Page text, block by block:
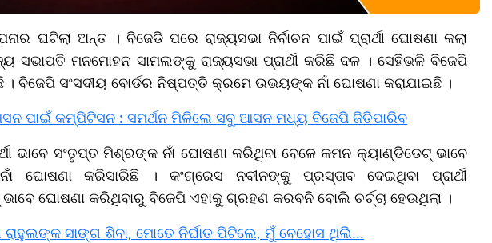
ଘଟିଲା ଅନ୍ତ । ବିଜେଡି ପରେ ରାଜ୍ୟସଭା ନିର୍ବାଚନ ପାଇଁ ପ୍ରାର୍ଥୀ ଘୋଷଣା କଲା
ସଭାପତି ମନମୋହନ ସାମଲଙ୍କୁ ରାଜ୍ୟସଭା ପ୍ରାର୍ଥୀ କରିଛି ଦଳ । ସେହିଭଳି ବିଜେପି
ବିଜେପି ସଂସଦୀୟ ବୋର୍ଡର ନିଷ୍ପତ୍ତି କ୍ରମେ ଉଭୟଙ୍କ ନାଁ ଘୋଷଣା କରାଯାଇଛି ।
ପାଇଁ କମ୍ପିଟିସନ : ସମର୍ଥନ ମିଳିଲେ ସବୁ ଆସନ ମଧ୍ୟ ବିଜେପି ଜିତିପାରିବ
ଭାବେ ସଂତୃପ୍ତ ମିଶ୍ରଙ୍କ ନାଁ ଘୋଷଣା କରିଥିବା ବେଳେ କମନ କ୍ୟାଣ୍ଡିଡେଟ୍ ଭାବେ
ଘୋଷଣା କରିସାରିଛି । କଂଗ୍ରେସ ନବୀନଙ୍କୁ ପ୍ରସ୍ତାବ ଦେଇଥିବା ପ୍ରାର୍ଥୀ
ଘୋଷଣା କରିଥିବାରୁ ବିଜେପି ଏହାକୁ ଗ୍ରହଣ କରବନି ବୋଲି ଚର୍ଚ୍ଚା ହେଉଥିଲା ।
ସାଙ୍ଗ ଶିବା, ମୋତେ ନିର୍ଘାତ ପିଟିଲେ, ମୁଁ ବେହୋସ ଥିଲି...